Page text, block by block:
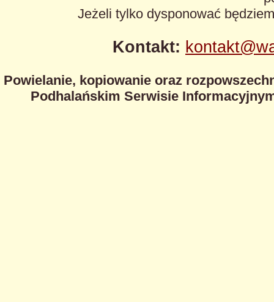
Jeżeli tylko dysponować
Kontakt:
Powielanie, kopiowanie oraz
Podhalańskim Serwisie